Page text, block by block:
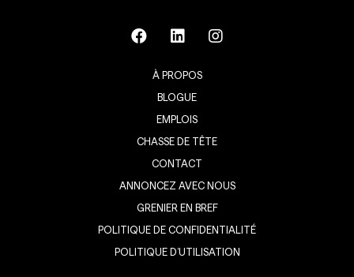
À PROPOS
BLOGUE
EMPLOIS
CHASSE DE TÊTE
CONTACT
ANNONCEZ AVEC NOUS
GRENIER EN BREF
POLITIQUE DE CONFIDENTIALITÉ
POLITIQUE D’UTILISATION